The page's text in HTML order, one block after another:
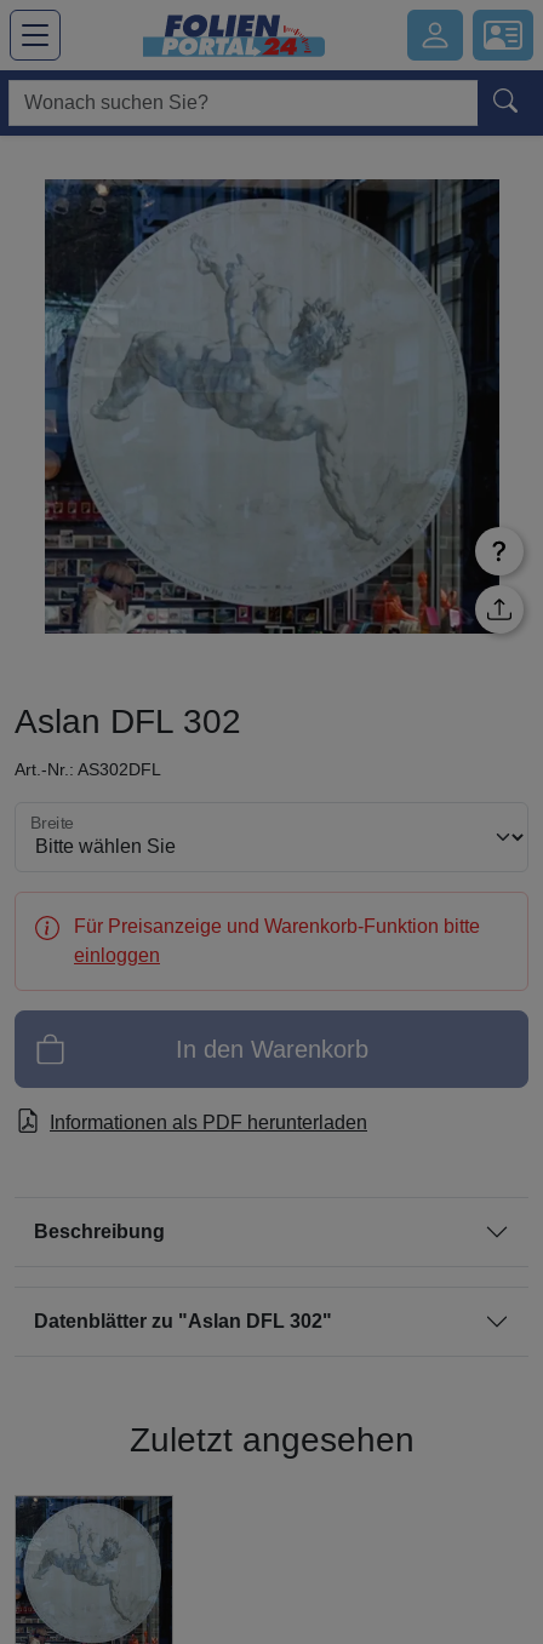
Hauptregion der Seite anspringen
Aslan DFL 302
Art.-Nr.: AS302DFL
Breite wählen
Breite
Für Preisanzeige und Warenkorb-Funktion bitte
einloggen
In den Warenkorb
Informationen als PDF herunterladen
Beschreibung
Datenblätter zu "Aslan DFL 302"
Zuletzt angesehen